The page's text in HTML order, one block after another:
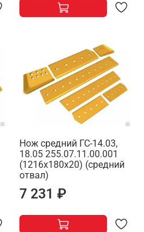
Нож средний ГС-14.03,
18.05 255.07.11.00.001
(1216х180х20) (средний
отвал)
7 231 ₽